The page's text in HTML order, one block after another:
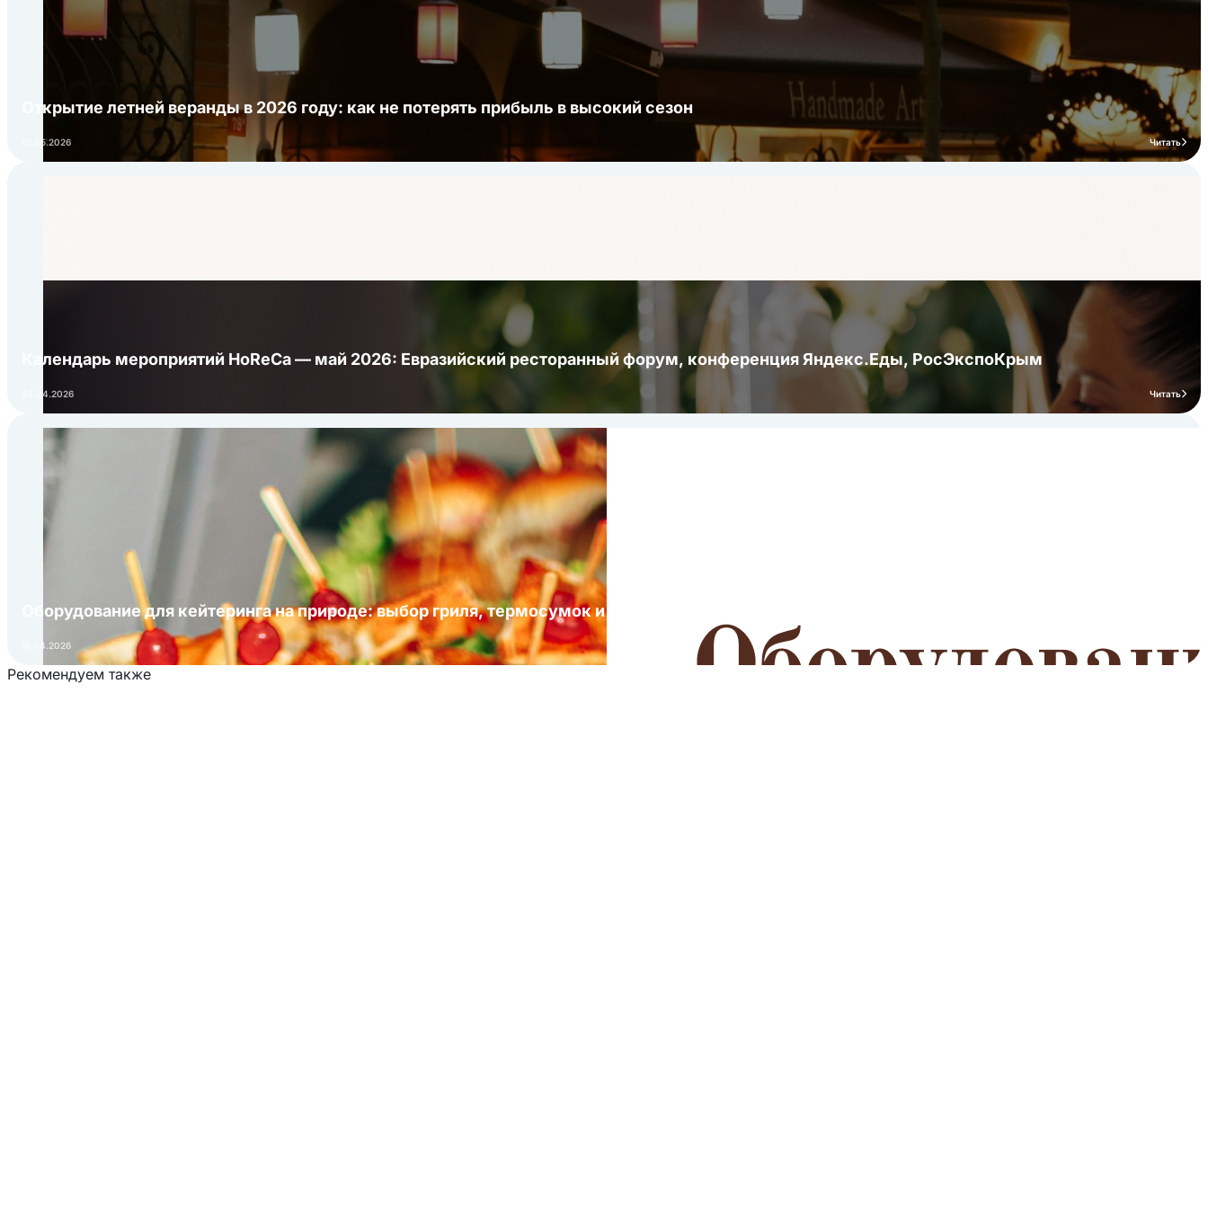
Открытие летней веранды в 2026 году: как не потерять прибыль в высокий сезон
01.05.2026 Читать
Календарь мероприятий HoReCa — май 2026: Евразийский ресторанный форум, конференция Яндекс.Еды, РосЭкспоКрым
24.04.2026 Читать
Оборудование для кейтеринга на природе: выбор гриля, термосумок и посуды для выездных мероприятий
16.04.2026
Рекомендуем также